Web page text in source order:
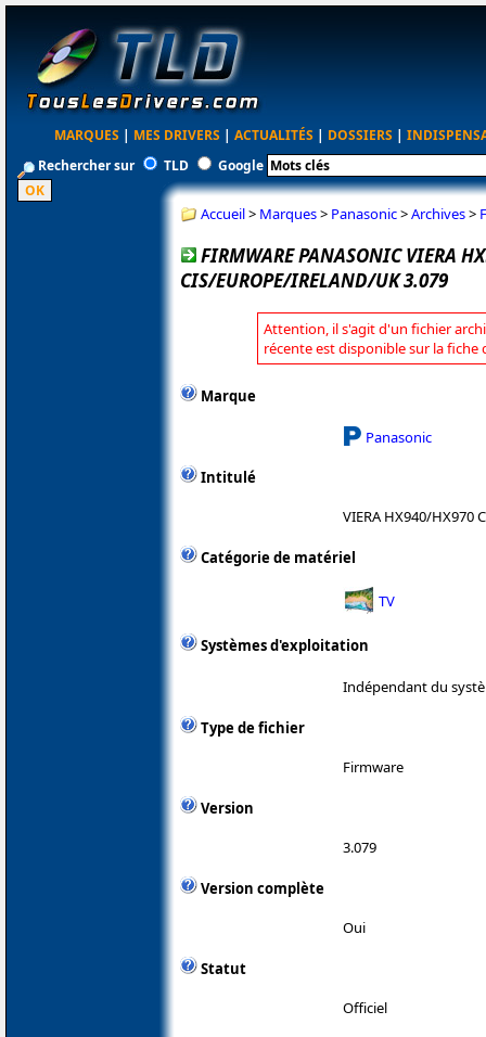
MARQUES | MES DRIVERS | ACTUALITÉS | DOSSIERS |
Rechercher sur
TLD Google
Accueil> Marques> Panasonic>Archives>
FIRMWARE PANASONIC VIERA
CIS/EUROPE/IRELAND/UK 3.079
Attention, il s'agit d'un fichier
récente est disponible sur la fiche
Marque
Panasonic
Intitulé
VIERA HX940/HX970
Catégorie de matériel
TV
Systèmes d'exploitation
Indépendant du
Type de fichier
Firmware
Version
3.079
Version complète
Oui
Statut
Officiel